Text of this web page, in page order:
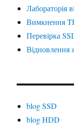
Лабораторія
Вимкнення
Перевірка
Відновлення
blog SSD
blog HDD